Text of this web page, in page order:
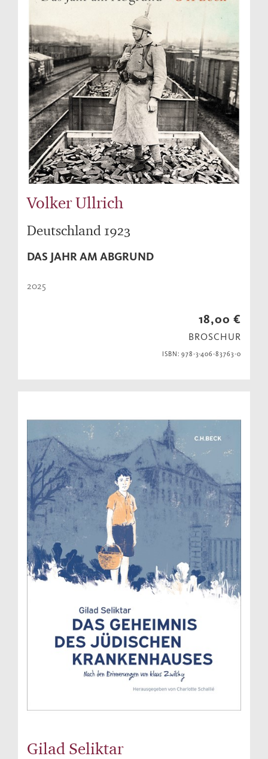
Volker Ullrich
Deutschland 1923
DAS JAHR AM ABGRUND
2025
18,00 €
BROSCHUR
ISBN: 978-3-406-83763-0
Gilad Seliktar